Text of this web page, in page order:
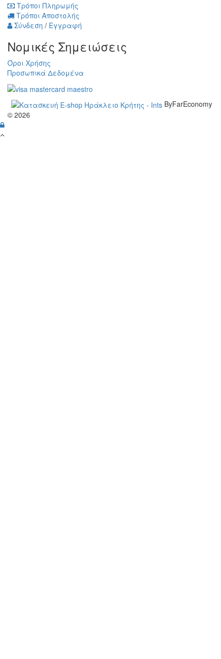
Τρόποι Πληρωμής
Τρόποι Αποστολής
Σύνδεση / Εγγραφή
Νομικές Σημειώσεις
Όροι Χρήσης
Προσωπικά Δεδομένα
ByFarEconomy
© 2026